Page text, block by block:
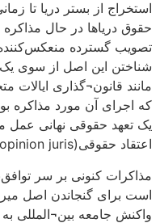
استخراج از بستر دریا تا
حقوق دریاها در حال مذاکره
تصویب گسترده
شناختن این اصل از سوی
مانند قانون¬گذاری ایالات
که اجرای آن مورد مذاکره
یک تعهد حقوقی نهانی عمل
اعتقاد حقوقی(opinion juris) در میان دیگران دارد؛ D’Amato).
است برای گنجاندن اصل
واکنش جامعه بین¬المللی